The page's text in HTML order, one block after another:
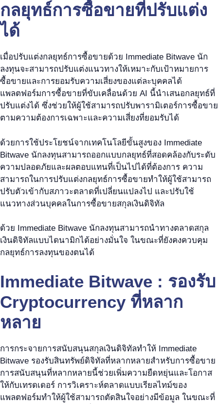
กลยุทธ์การซื้อขายที่ปรับแต่ง
ได้
เมื่อปรับแต่งกลยุทธ์การซื้อขายด้วย Immediate Bitwave นัก
ลงทุนจะสามารถปรับแต่งแนวทางให้เหมาะกับเป้าหมายการ
ซื้อขายและการยอมรับความเสี่ยงของแต่ละบุคคลได้
แพลตฟอร์มการซื้อขายที่ขับเคลื่อนด้วย AI นี้นำเสนอกลยุทธ์ที่
ปรับแต่งได้ ซึ่งช่วยให้ผู้ใช้สามารถปรับพารามิเตอร์การซื้อขาย
ตามความต้องการเฉพาะและความเสี่ยงที่ยอมรับได้
ด้วยการใช้ประโยชน์จากเทคโนโลยีขั้นสูงของ Immediate
Bitwave นักลงทุนสามารถออกแบบกลยุทธ์ที่สอดคล้องกับระดับ
ความปลอดภัยและผลตอบแทนที่เป็นไปได้ที่ต้องการ ความ
สามารถในการปรับแต่งกลยุทธ์การซื้อขายทำให้ผู้ใช้สามารถ
ปรับตัวเข้ากับสภาวะตลาดที่เปลี่ยนแปลงไป และปรับใช้
แนวทางส่วนบุคคลในการซื้อขายสกุลเงินดิจิทัล
ด้วย Immediate Bitwave นักลงทุนสามารถนำทางตลาดสกุล
เงินดิจิทัลแบบไดนามิกได้อย่างมั่นใจ ในขณะที่ยังคงควบคุม
กลยุทธ์การลงทุนของตนได้
Immediate Bitwave : รองรับ
Cryptocurrency ที่หลาก
หลาย
การกระจายการสนับสนุนสกุลเงินดิจิทัลทำให้ Immediate
Bitwave รองรับสินทรัพย์ดิจิทัลที่หลากหลายสำหรับการซื้อขาย
การสนับสนุนที่หลากหลายนี้ช่วยเพิ่มความยืดหยุ่นและโอกาส
ให้กับเทรดเดอร์ การวิเคราะห์ตลาดแบบเรียลไทม์ของ
แพลตฟอร์มทำให้ผู้ใช้สามารถตัดสินใจอย่างมีข้อมูล ในขณะที่